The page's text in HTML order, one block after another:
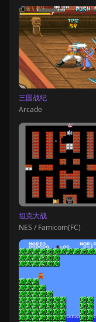
三国战纪
Arcade
坦克大战
NES / Famicom(FC)